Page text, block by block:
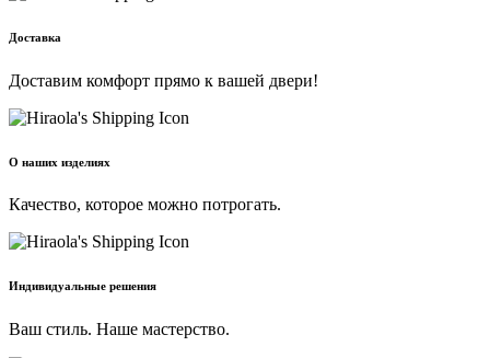
Доставка
Доставим комфорт прямо к вашей двери!
О наших изделиях
Качество, которое можно потрогать.
Индивидуальные решения
Ваш стиль. Наше мастерство.